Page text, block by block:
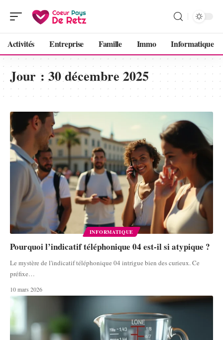
Activités Entreprise Famille Immo Informatique
Jour :30 décembre 2025
INFORMATIQUE
Pourquoi l’indicatif téléphonique 04 est-il si atypique ?
Le mystère de l'indicatif téléphonique 04 intrigue bien des curieux. Ce
préfixe…
10 mars 2026